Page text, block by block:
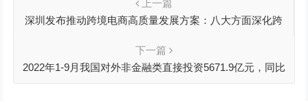
上一篇
深圳发布推动跨境电商高质量发展方案：八大方面深化跨
下一篇
2022年1-9月我国对外非金融类直接投资5671.9亿元，同比